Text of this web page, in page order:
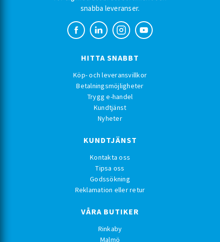
snabba leveranser.
HITTA SNABBT
Köp- och leveransvillkor
Betalningsmöjligheter
Trygg e-handel
Kundtjänst
Nyheter
KUNDTJÄNST
Kontakta oss
Tipsa oss
Godssökning
Reklamation eller retur
VÅRA BUTIKER
Rinkaby
Malmö